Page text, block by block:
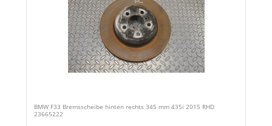
BMW F33 Bremsscheibe hinten rechts 345 mm 435i 2015 RHD
23665222